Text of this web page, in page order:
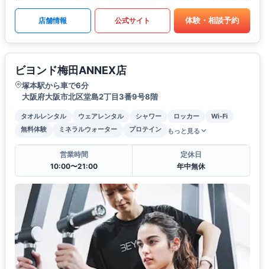
店舗情報 公式サイト 体験・相談予約
ビヨンド梅田ANNEX店
塚本駅から車で6分
大阪府大阪市北区堂島2丁目3番9号8階
タオルレンタル ウェアレンタル シャワー ロッカー
Wi-Fi
無料体験
ミネラルウォーター プロテイン もっと見る
営業時間
10:00〜21:00
定休日
年中無休